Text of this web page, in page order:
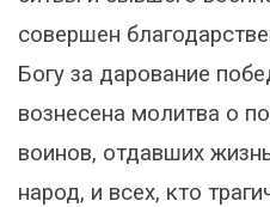
совершен
Богу за дарование
вознесена молитва о
воинов, отдавших
народ, и всех, кто